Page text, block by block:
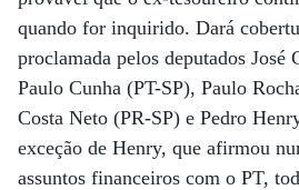
quando for inquirido. Dará
proclamada pelos deputados José
Paulo Cunha (PT-SP), Paulo
Costa Neto (PR-SP) e Pedro
exceção de Henry, que afirmou
assuntos financeiros com o PT,